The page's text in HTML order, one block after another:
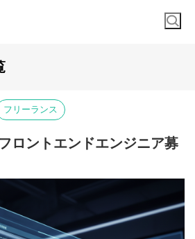
フリーランス
ロントエンドエンジニア募